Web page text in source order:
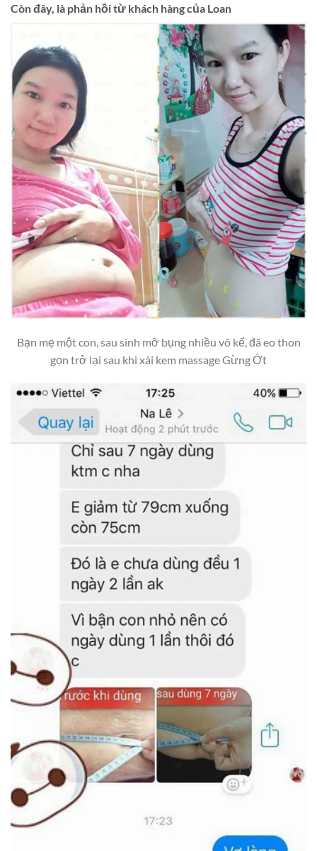
Còn đây, là phản hồi từ khách hàng của Loan
Bạn mẹ một con, sau sinh mỡ bụng nhiều vô kể, đã eo thon
gọn trở lại sau khi xài kem massage Gừng Ớt